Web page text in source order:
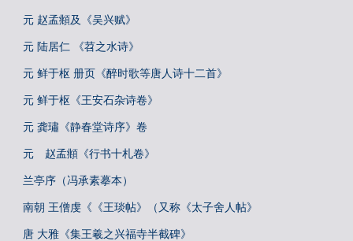
元 赵孟頫及《吴兴赋》
元 陆居仁 《苕之水诗》
元 鲜于枢 册页《醉时歌等唐人诗十二首》
元 鲜于枢《王安石杂诗卷》
元 龚璛《静春堂诗序》卷
元 赵孟頫《行书十札卷》
兰亭序（冯承素摹本）
南朝 王僧虔《《王琰帖》（又称《太子舍人帖》
唐 大雅《集王羲之兴福寺半截碑》